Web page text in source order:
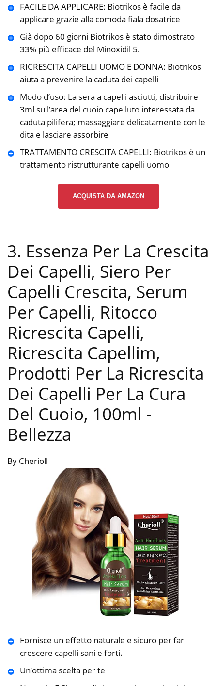
FACILE DA APPLICARE: Biotrikos è facile da
applicare grazie alla comoda fiala dosatrice
Già dopo 60 giorni Biotrikos è stato dimostrato
33% più efficace del Minoxidil 5.
RICRESCITA CAPELLI UOMO E DONNA: Biotrikos
aiuta a prevenire la caduta dei capelli
Modo d’uso: La sera a capelli asciutti, distribuire
3ml sull’area del cuoio capelluto interessata da
caduta pilifera; massaggiare delicatamente con le
dita e lasciare assorbire
TRATTAMENTO CRESCITA CAPELLI: Biotrikos è un
trattamento ristrutturante capelli uomo
ACQUISTA DA AMAZON
3. Essenza Per La Crescita
Dei Capelli, Siero Per
Capelli Crescita, Serum
Per Capelli, Ritocco
Ricrescita Capelli,
Ricrescita Capellim,
Prodotti Per La Ricrescita
Dei Capelli Per La Cura
Del Cuoio, 100ml -
Bellezza
By Cherioll
Fornisce un effetto naturale e sicuro per far
crescere capelli sani e forti.
Un’ottima scelta per te